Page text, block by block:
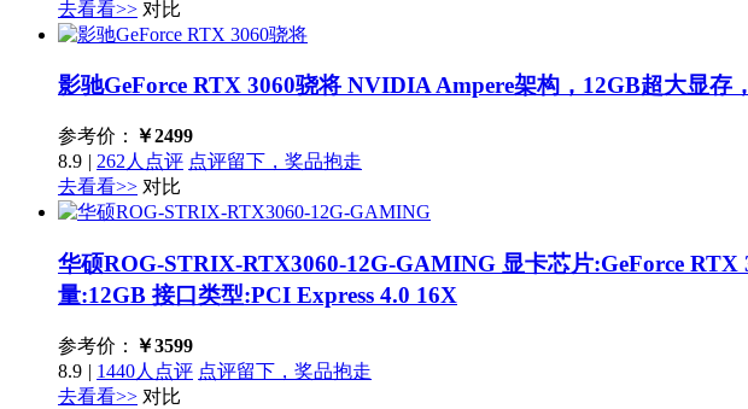
去看看>> 对比
影驰GeForce RTX 3060骁将 NVIDIA Ampere架构，12GB超大显存
参考价： ￥2499
8.9 | 262人点评 点评留下，奖品抱走
去看看>> 对比
华硕ROG-STRIX-RTX3060-12G-GAMING 显卡芯片:GeForce
量:12GB 接口类型:PCI Express 4.0 16X
参考价： ￥3599
8.9 | 1440人点评 点评留下，奖品抱走
去看看>> 对比